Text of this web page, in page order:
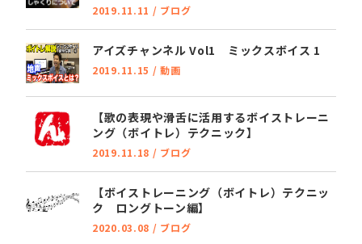
2019.11.11 / ブログ
アイズチャンネル Vol1 ミックスボイス 1
2019.11.15 /動画
【歌の表現や滑舌に活用するボイストレーニ
ング（ボイトレ）テクニック】
2019.11.18 / ブログ
【ボイストレーニング（ボイトレ）テクニッ
ク ロングトーン編】
2020.03.08 / ブログ